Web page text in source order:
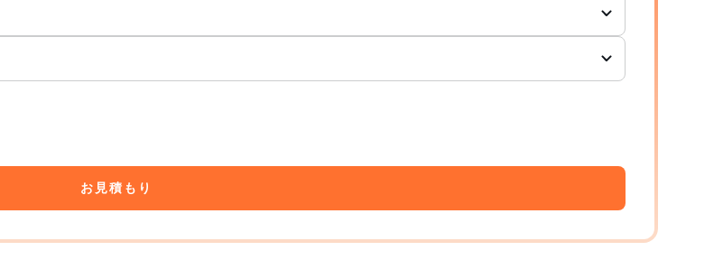
お見積もり